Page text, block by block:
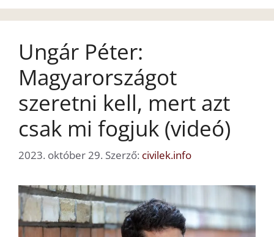
Ungár Péter:
Magyarországot
szeretni kell, mert azt
csak mi fogjuk (videó)
2023. október 29. Szerző: civilek.info